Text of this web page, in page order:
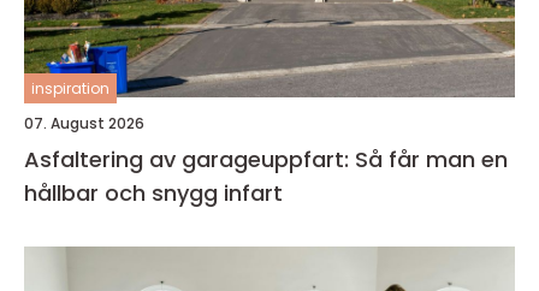
inspiration
07. August 2026
Asfaltering av garageuppfart: Så får man en
hållbar och snygg infart